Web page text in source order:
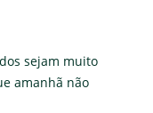
sejam muito
amanhã não